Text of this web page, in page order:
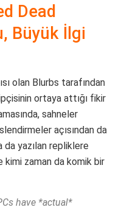
Dead
Büyük İlgi
olan Blurbs tarafından
ortaya attığı fikir
sahneler
açısından da
yazılan repliklere
kimi zaman da komik bir
have *actual*